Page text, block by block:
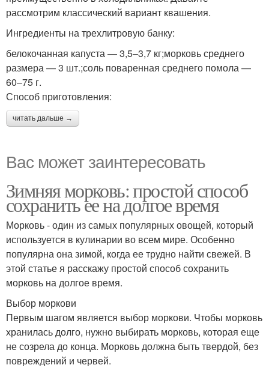
рассмотрим классический вариант квашения.
Ингредиенты на трехлитровую банку:
белокочанная капуста — 3,5–3,7 кг;морковь среднего
размера — 3 шт.;соль поваренная среднего помола —
60–75 г.
Способ приготовления:
читать дальше →
Вас может заинтересовать
Зимняя морковь: простой способ
сохранить ее на долгое время
Морковь - один из самых популярных овощей, который
используется в кулинарии во всем мире. Особенно
популярна она зимой, когда ее трудно найти свежей. В
этой статье я расскажу простой способ сохранить
морковь на долгое время.
Выбор моркови
Первым шагом является выбор моркови. Чтобы морковь
хранилась долго, нужно выбирать морковь, которая еще
не созрела до конца. Морковь должна быть твердой, без
повреждений и червей.